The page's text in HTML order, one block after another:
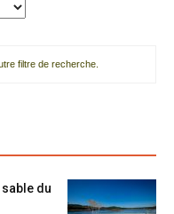
filtre de recherche.
du